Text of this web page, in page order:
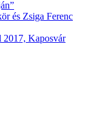
és Zsiga Ferenc
2017, Kaposvár